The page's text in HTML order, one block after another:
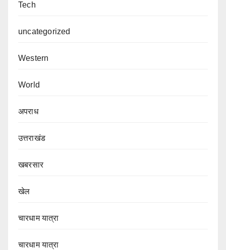
Tech
uncategorized
Western
World
अपराध
उत्तराखंड
खबरसार
खेल
चारधाम यात्रा
चारधाम यात्रा